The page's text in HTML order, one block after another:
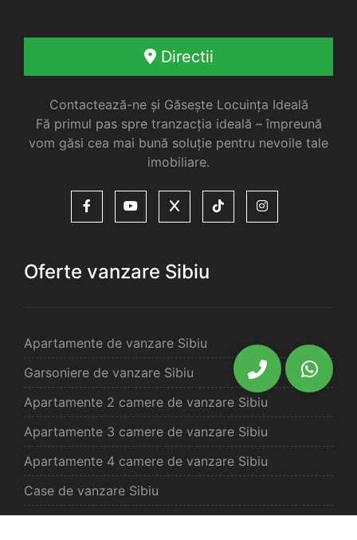
Directii
Contactează-ne și Găsește Locuința Ideală
Fă primul pas spre tranzacția ideală – împreună
vom găsi cea mai bună soluție pentru nevoile tale
imobiliare.
Oferte vanzare Sibiu
Apartamente de vanzare Sibiu
Garsoniere de vanzare Sibiu
Apartamente 2 camere de vanzare Sibiu
Apartamente 3 camere de vanzare Sibiu
Apartamente 4 camere de vanzare Sibiu
Case de vanzare Sibiu
Spatii comercilale de vanzare Sibiu